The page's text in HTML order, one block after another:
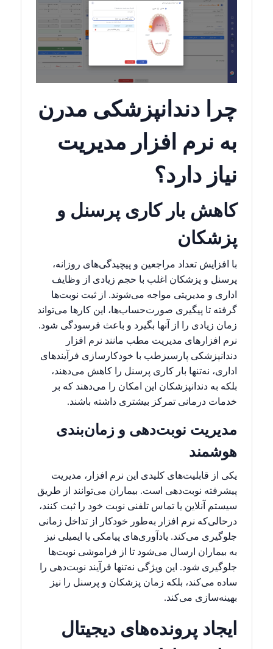
چرا دندانپزشکی مدرن
به نرم افزار مدیریت
نیاز دارد؟
کاهش بار کاری پرسنل و
پزشکان
با افزایش تعداد مراجعین و پیچیدگی‌های روزانه،
پرسنل و پزشکان اغلب با حجم زیادی از وظایف
اداری و مدیریتی مواجه می‌شوند. از ثبت نوبت‌ها
گرفته تا پیگیری صورت‌حساب‌ها، این کارها می‌تواند
زمان زیادی را از آنها بگیرد و باعث فرسودگی شود.
نرم افزارهای مدیریت مطب مانند نرم افزار
دندانپزشکی پارسیزطب با خودکارسازی فرآیندهای
اداری، نه‌تنها بار کاری پرسنل را کاهش می‌دهند،
بلکه به دندانپزشکان این امکان را می‌دهند که بر
خدمات درمانی تمرکز بیشتری داشته باشند.
مدیریت نوبت‌دهی و زمان‌بندی
هوشمند
یکی از قابلیت‌های کلیدی این نرم افزار، مدیریت
پیشرفته نوبت‌دهی است. بیماران می‌توانند از طریق
سیستم آنلاین یا تماس تلفنی نوبت خود را ثبت کنند،
درحالی‌که نرم افزار به‌طور خودکار از تداخل زمانی
جلوگیری می‌کند. یادآوری‌های پیامکی یا ایمیلی نیز
به بیماران ارسال می‌شود تا از فراموشی نوبت‌ها
جلوگیری شود. این ویژگی نه‌تنها فرآیند نوبت‌دهی را
ساده می‌کند، بلکه زمان پزشکان و پرسنل را نیز
بهینه‌سازی می‌کند.
ایجاد پرونده‌های دیجیتال